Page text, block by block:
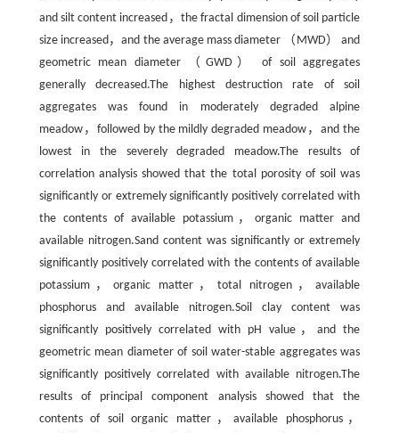
and silt content increased，the fractal dimension of soil particle
size increased，and the average mass diameter （MWD） and
geometric mean diameter （GWD） of soil aggregates
generally decreased.The highest destruction rate of soil
aggregates was found in moderately degraded alpine
meadow，followed by the mildly degraded meadow，and the
lowest in the severely degraded meadow.The results of
correlation analysis showed that the total porosity of soil was
significantly or extremely significantly positively correlated with
the contents of available potassium，organic matter and
available nitrogen.Sand content was significantly or extremely
significantly positively correlated with the contents of available
potassium，organic matter，total nitrogen，available
phosphorus and available nitrogen.Soil clay content was
significantly positively correlated with pH value，and the
geometric mean diameter of soil water-stable aggregates was
significantly positively correlated with available nitrogen.The
results of principal component analysis showed that the
contents of soil organic matter，available phosphorus，